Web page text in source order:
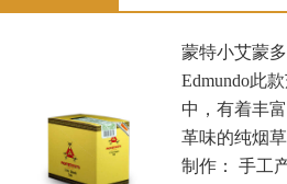
蒙特小艾蒙多
Edmundo此
中，有着丰
革味的纯烟
制作： 手工